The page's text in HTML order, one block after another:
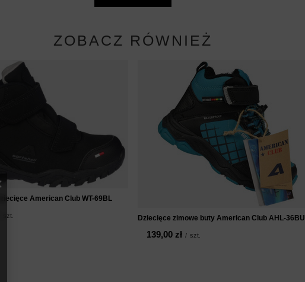
ZOBACZ RÓWNIEŻ
American Club WT-69BL
szt. Dziecięce zimowe buty American Club AHL-36BU
139,00 zł / szt.